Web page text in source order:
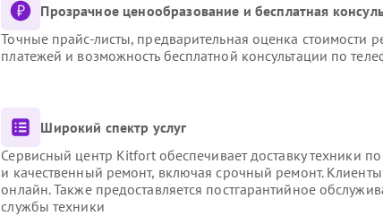
Прозрачное ценообразование и бесплатная
Точные прайс-листы, предварительная оценка стоимости
платежей и возможность бесплатной консультации по
Широкий спектр услуг
Сервисный центр Kitfort обеспечивает доставку техники
и качественный ремонт, включая срочный ремонт. Клиенты
онлайн. Также предоставляется постгарантийное
службы техники